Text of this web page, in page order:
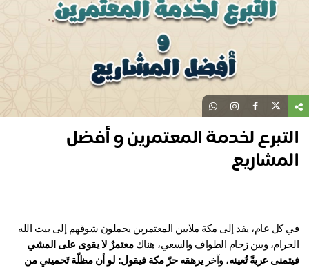
لخدمة المعتمرين و أفضل
في كل عام، يفد إلى مكة ملايين المعتمرين يحملون شوقهم إلى بيت الله
وبين زحام الطواف والسعي، هناك
معتمرٌ لا يقوى على المشي
عربةً تُعينه، وآخر
يرهقه حرّ مكة فيقول: لو أن مظلّة تَحميني من